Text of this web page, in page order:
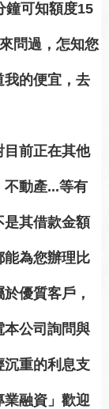
鐘可知額度15
問過，怎知您
我的便宜，去
目前正在其他
不動產...等有
是其借款金額
能為您辦理比
優質客戶，
本公司詢問與
沉重的利息支
業融資」歡迎